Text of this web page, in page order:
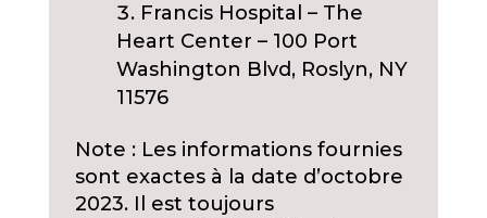
Francis Hospital – The
Heart Center – 100 Port
Washington Blvd, Roslyn, NY
11576
Note : Les informations fournies
sont exactes à la date d’octobre
2023. Il est toujours